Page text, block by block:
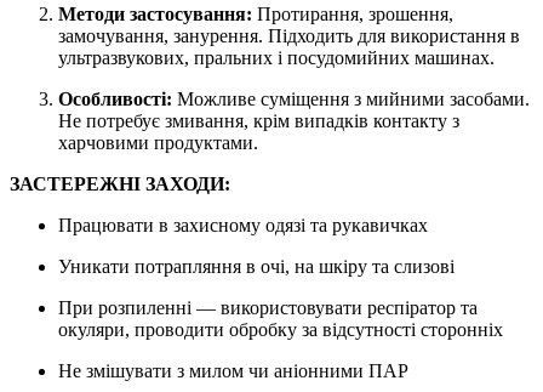
Методи застосування: Протирання, зрошення,
замочування, занурення. Підходить для використання в
ультразвукових, пральних і посудомийних машинах.
Особливості: Можливе суміщення з мийними засобами.
Не потребує змивання, крім випадків контакту з
харчовими продуктами.
ЗАСТЕРЕЖНІ ЗАХОДИ:
Працювати в захисному одязі та рукавичках
Уникати потрапляння в очі, на шкіру та слизові
При розпиленні — використовувати респіратор та
окуляри, проводити обробку за відсутності сторонніх
Не змішувати з милом чи аніонними ПАР